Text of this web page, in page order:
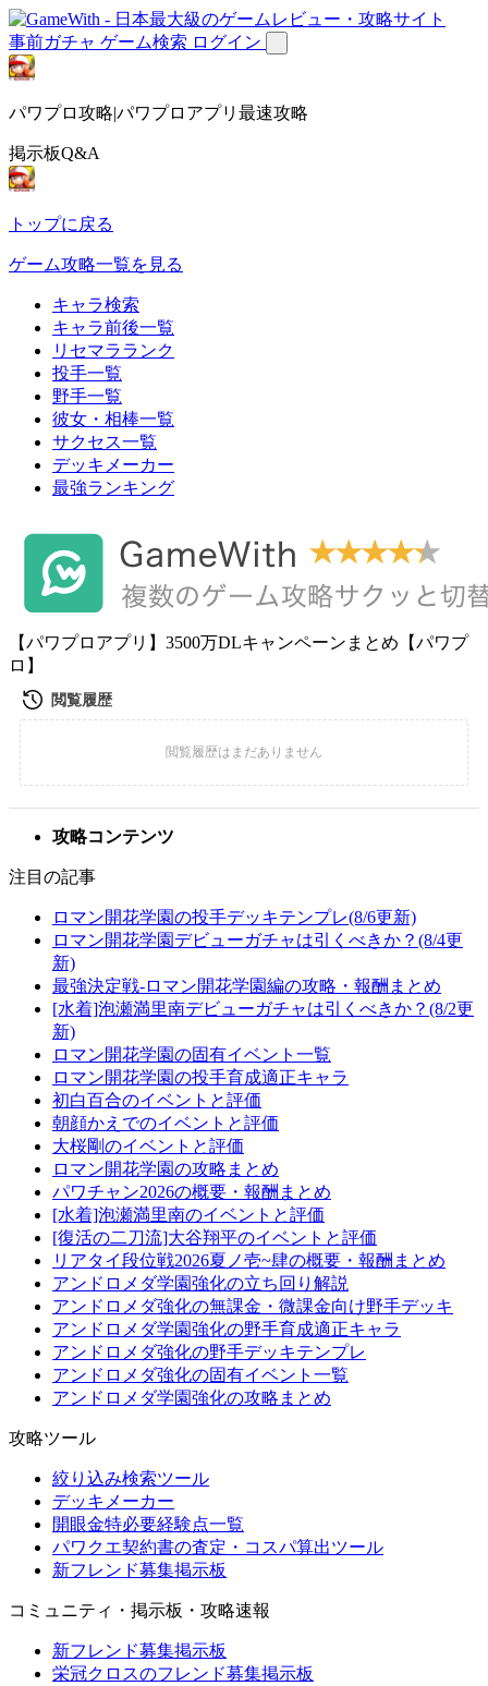
事前ガチャ ゲーム検索 ログイン
パワプロ攻略|パワプロアプリ最速攻略
掲示板Q&A
トップに戻る
ゲーム攻略一覧を見る
キャラ検索
キャラ前後一覧
リセマラランク
投手一覧
野手一覧
彼女・相棒一覧
サクセス一覧
デッキメーカー
最強ランキング
【パワプロアプリ】3500万DLキャンペーンまとめ【パワプ
ロ】
攻略コンテンツ
注目の記事
ロマン開花学園の投手デッキテンプレ(8/6更新)
ロマン開花学園デビューガチャは引くべきか？(8/4更
新)
最強決定戦-ロマン開花学園編の攻略・報酬まとめ
[水着]泡瀬満里南デビューガチャは引くべきか？(8/2更
新)
ロマン開花学園の固有イベント一覧
ロマン開花学園の投手育成適正キャラ
初白百合のイベントと評価
朝顔かえでのイベントと評価
大桜剛のイベントと評価
ロマン開花学園の攻略まとめ
パワチャン2026の概要・報酬まとめ
[水着]泡瀬満里南のイベントと評価
[復活の二刀流]大谷翔平のイベントと評価
リアタイ段位戦2026夏ノ壱~肆の概要・報酬まとめ
アンドロメダ学園強化の立ち回り解説
アンドロメダ強化の無課金・微課金向け野手デッキ
アンドロメダ学園強化の野手育成適正キャラ
アンドロメダ強化の野手デッキテンプレ
アンドロメダ強化の固有イベント一覧
アンドロメダ学園強化の攻略まとめ
攻略ツール
絞り込み検索ツール
デッキメーカー
開眼金特必要経験点一覧
パワクエ契約書の査定・コスパ算出ツール
新フレンド募集掲示板
コミュニティ・掲示板・攻略速報
新フレンド募集掲示板
栄冠クロスのフレンド募集掲示板